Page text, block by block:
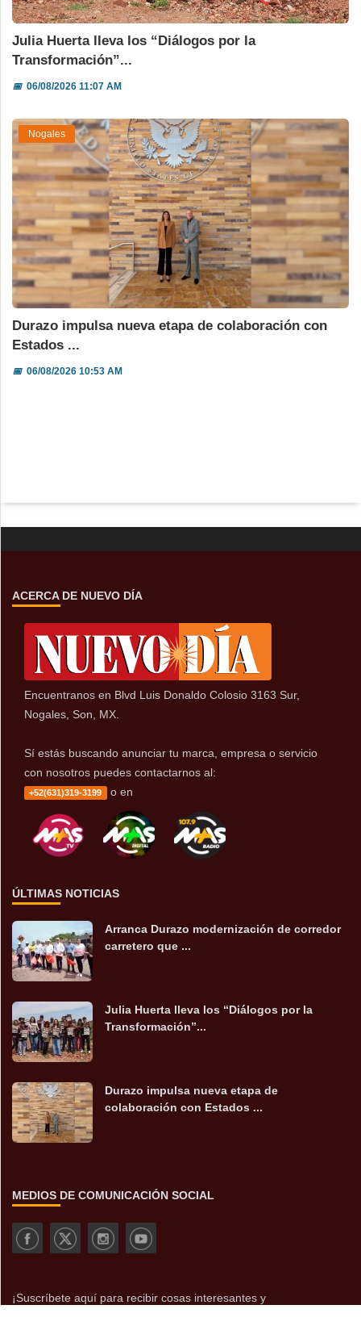
Julia Huerta lleva los “Diálogos por la
Transformación”...
📅06/08/2026 11:07 AM
Nogales
Durazo impulsa nueva etapa de colaboración con
Estados ...
📅06/08/2026 10:53 AM
ACERCA DE NUEVO DÍA
Encuentranos en Blvd Luis Donaldo Colosio 3163 Sur,
Nogales, Son, MX.
Sí estás buscando anunciar tu marca, empresa o servicio
con nosotros puedes contactarnos al:
+52(631)319-3199 o en
ÚLTIMAS NOTICIAS
Arranca Durazo modernización de corredor
carretero que ...
Julia Huerta lleva los “Diálogos por la
Transformación”...
Durazo impulsa nueva etapa de
colaboración con Estados ...
MEDIOS DE COMUNICACIÓN SOCIAL
¡Suscríbete aquí para recibir cosas interesantes y